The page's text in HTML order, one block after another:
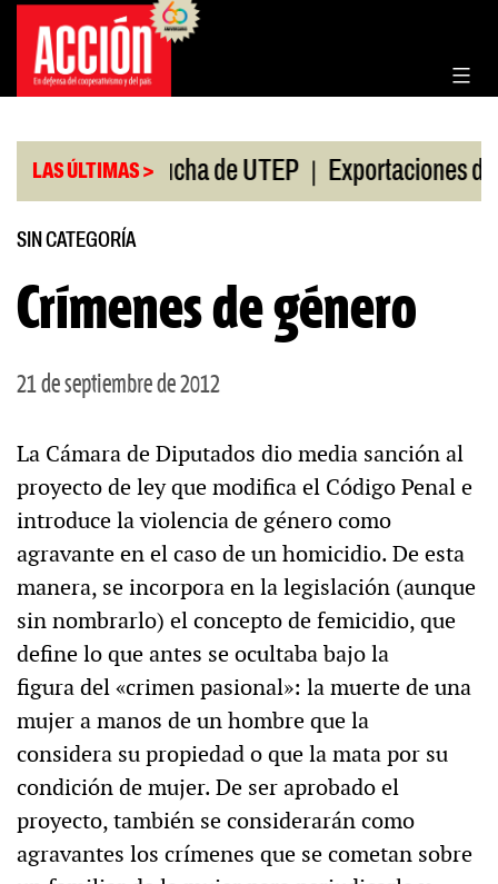
Saltar
contenido
LAS ÚLTIMAS >
Plan de lucha de UTEP | Exportaciones del
SIN CATEGORÍA
Crímenes de género
21 de septiembre de 2012
La Cámara de Diputados dio media sanción al
proyecto de ley que modifica el Código Penal e
introduce la violencia de género como
agravante en el caso de un homicidio. De esta
manera, se incorpora en la legislación (aunque
sin nombrarlo) el concepto de femicidio, que
define lo que antes se ocultaba bajo la
figura del «crimen pasional»: la muerte de una
mujer a manos de un hombre que la
considera su propiedad o que la mata por su
condición de mujer. De ser aprobado el
proyecto, también se considerarán como
agravantes los crímenes que se cometan sobre